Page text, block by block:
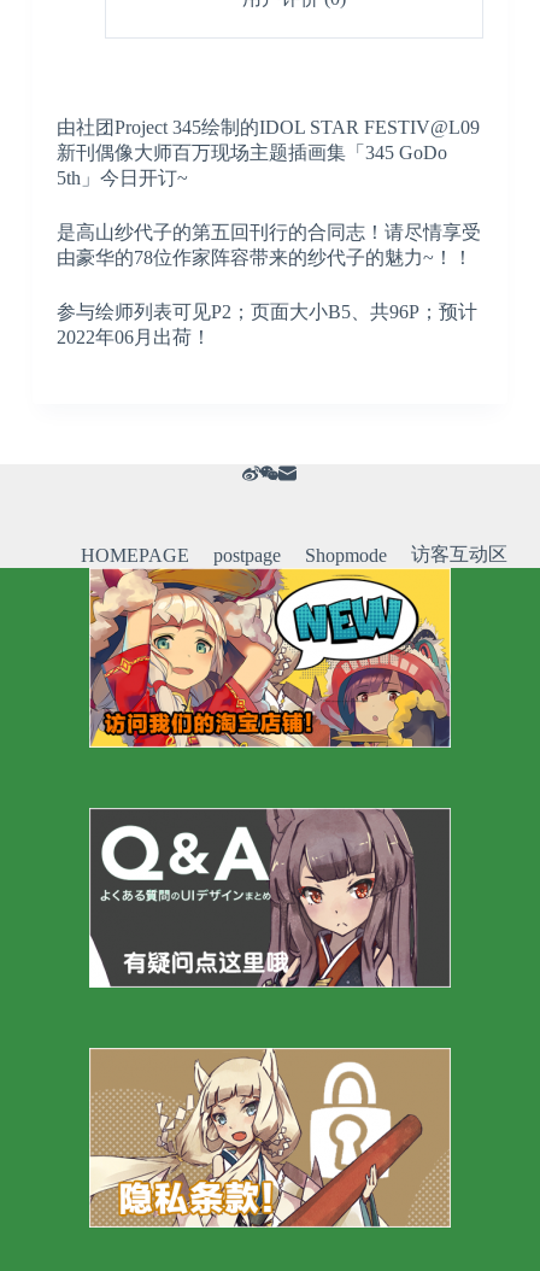
由社团Project 345绘制的IDOL STAR FESTIV@L09
新刊偶像大师百万现场主题插画集「345 GoDo
5th」今日开订~
是高山纱代子的第五回刊行的合同志！请尽情享受
由豪华的78位作家阵容带来的纱代子的魅力~！！
参与绘师列表可见P2；页面大小B5、共96P；预计
2022年06月出荷！
HOMEPAGE postpage Shopmode 访客互动区